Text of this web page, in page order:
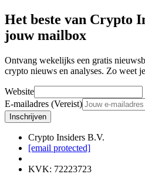
Het beste van Crypto
jouw mailbox
Ontvang wekelijks een gratis
crypto nieuws en analyses. Zo weet
Website
E-mailadres (Vereist)
Inschrijven
Crypto Insiders B.V.
[email protected]
KVK: 72223723